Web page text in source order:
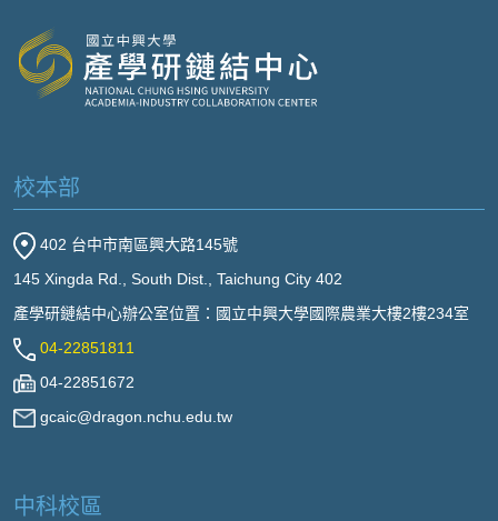
校本部
402 台中市南區興大路145號
145 Xingda Rd., South Dist., Taichung City 402
產學研鏈結中心辦公室位置：國立中興大學國際農業大樓2樓234室
04-22851811
04-22851672
gcaic@dragon.nchu.edu.tw
中科校區